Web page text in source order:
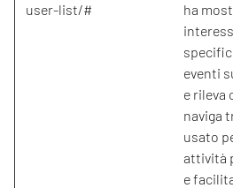
user-list/#
ha
eventi
e rileva
naviga
usato
attività
e